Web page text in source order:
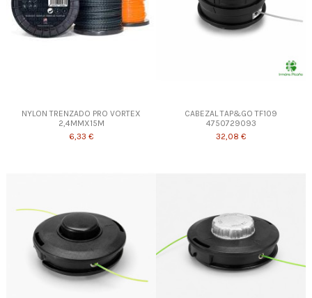
NYLON TRENZADO PRO VORTEX
2,4MMX15M
6,33 €
CABEZAL TAP&GO TF109
4750729093
32,08 €